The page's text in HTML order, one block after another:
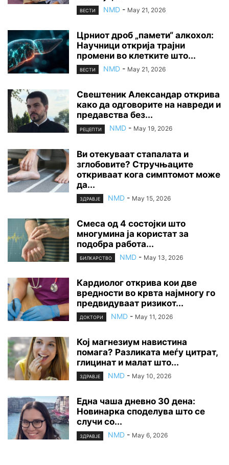
ВЕСТИ NMD - May 21, 2026
Црниот дроб „памети“ алкохол:
Научници открија трајни
промени во клетките што...
ВЕСТИ NMD - May 21, 2026
Свештеник Александар открива
како да одговорите на навреди и
предавства без...
РЕЦЕПТИ NMD - May 19, 2026
Ви отекуваат стапалата и
зглобовите? Стручњаците
откриваат кога симптомот може
да...
ЗДРАВЈЕ NMD - May 15, 2026
Смеса од 4 состојки што
многумина ја користат за
подобра работа...
БИЛКАРСТВО NMD - May 13, 2026
Кардиолог открива кои две
вредности во крвта најмногу го
предвидуваат ризикот...
ДОКТОРИ NMD - May 11, 2026
Кој магнезиум навистина
помага? Разликата меѓу цитрат,
глицинат и малат што...
ЗДРАВЈЕ NMD - May 10, 2026
Една чаша дневно 30 дена:
Новинарка споделува што се
случи со...
ЗДРАВЈЕ NMD - May 6, 2026